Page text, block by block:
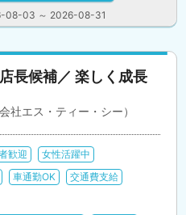
08-03 ～ 2026-08-31
長候補／ 楽しく成長
エス・ティー・シー）
歓迎
女性活躍中
車通勤OK
交通費支給